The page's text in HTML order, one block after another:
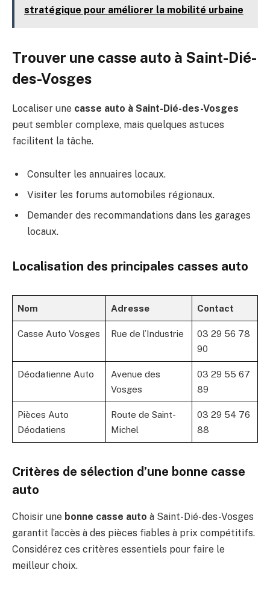
stratégique pour améliorer la mobilité urbaine
Trouver une casse auto à Saint-Dié-
des-Vosges
Localiser une casse auto à Saint-Dié-des-Vosges
peut sembler complexe, mais quelques astuces
facilitent la tâche.
Consulter les annuaires locaux.
Visiter les forums automobiles régionaux.
Demander des recommandations dans les garages
locaux.
Localisation des principales casses auto
Nom Adresse Contact
Casse Auto Vosges Rue de l’Industrie
03 29 56 78
90
Déodatienne Auto
Avenue des
Vosges
03 29 55 67
89
Pièces Auto
Déodatiens
Route de Saint-
Michel
03 29 54 76
88
Critères de sélection d’une bonne casse
auto
Choisir une bonne casse auto à Saint-Dié-des-Vosges
garantit l’accès à des pièces fiables à prix compétitifs.
Considérez ces critères essentiels pour faire le
meilleur choix.